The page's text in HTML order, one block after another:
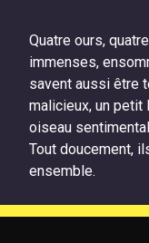
Quatre ours,
immenses,
savent aussi être
malicieux, un petit
oiseau
Tout doucement,
ensemble.